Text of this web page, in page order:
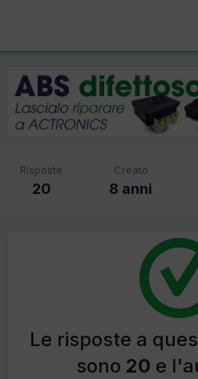
Risposte
20
Creato
8 anni
Le risposte a
sono 20 e